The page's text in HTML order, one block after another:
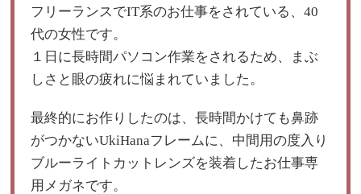
フリーランスでIT系のお仕事をされている、40
代の女性です。
１日に長時間パソコン作業をされるため、まぶ
しさと眼の疲れに悩まれていました。
最終的にお作りしたのは、長時間かけても鼻跡
がつかないUkiHanaフレームに、中間用の度入り
ブルーライトカットレンズを装着したお仕事専
用メガネです。